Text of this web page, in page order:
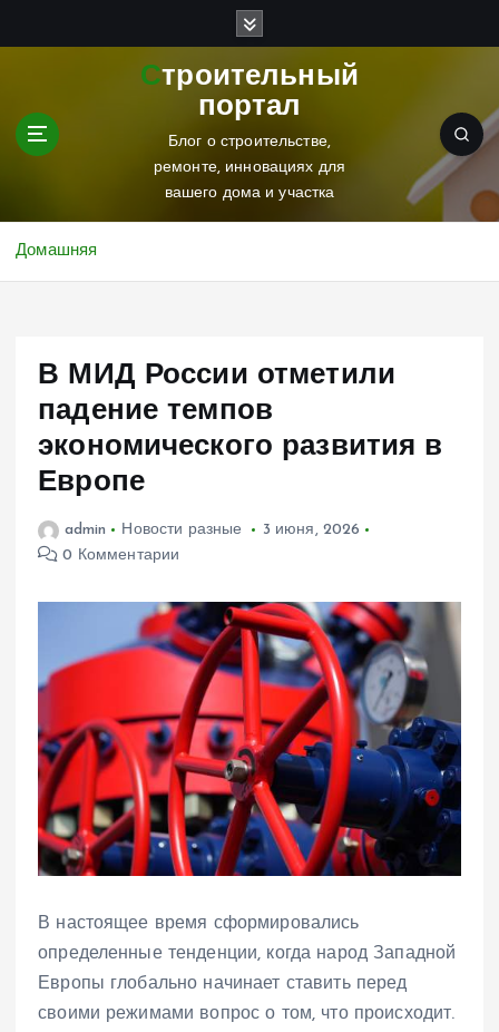
Строительный
портал
Блог о строительстве,
ремонте, инновациях для
вашего дома и участка
Домашняя
В МИД России отметили
падение темпов
экономического развития в
Европе
admin Новости разные
3 июня, 2026
0 Комментарии
В настоящее время сформировались
определенные тенденции, когда народ Западной
Европы глобально начинает ставить перед
своими режимами вопрос о том, что происходит.